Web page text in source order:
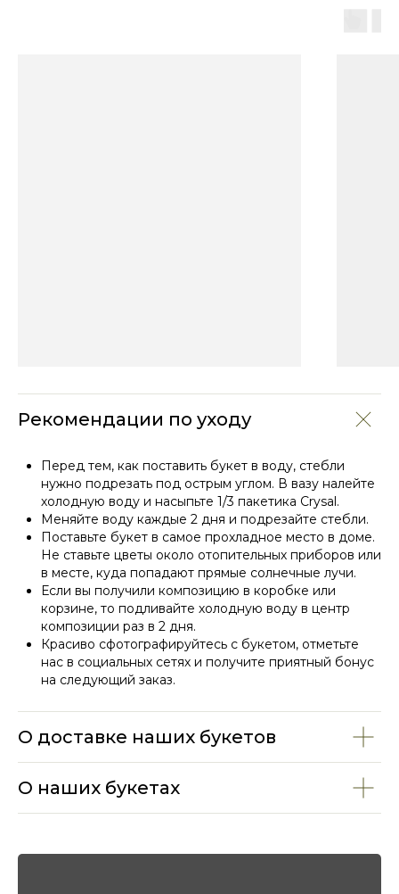
Рекомендации по уходу
Перед тем, как поставить букет в воду, стебли
нужно подрезать под острым углом. В вазу налейте
холодную воду и насыпьте 1/3 пакетика Crysal.
Меняйте воду каждые 2 дня и подрезайте стебли.
Поставьте букет в самое прохладное место в доме.
Не ставьте цветы около отопительных приборов или
в месте, куда попадают прямые солнечные лучи.
Если вы получили композицию в коробке или
корзине, то подливайте холодную воду в центр
композиции раз в 2 дня.
Красиво сфотографируйтесь с букетом, отметьте
нас в социальных сетях и получите приятный бонус
на следующий заказ.
О доставке наших букетов
О наших букетах
СМОТРИТЕ ТАКЖЕ